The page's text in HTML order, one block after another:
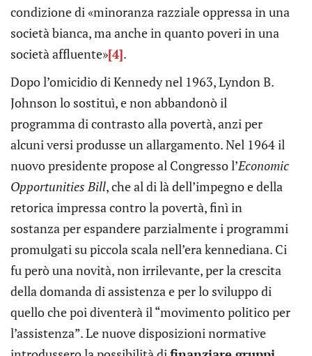
condizione di «minoranza razziale oppressa in una
società bianca, ma anche in quanto poveri in una
società affluente»[4].
Dopo l’omicidio di Kennedy nel 1963, Lyndon B.
Johnson lo sostituì, e non abbandonò il
programma di contrasto alla povertà, anzi per
alcuni versi produsse un allargamento. Nel 1964 il
nuovo presidente propose al Congresso l’Economic
Opportunities Bill, che al di là dell’impegno e della
retorica impressa contro la povertà, finì in
sostanza per espandere parzialmente i programmi
promulgati su piccola scala nell’era kennediana. Ci
fu però una novità, non irrilevante, per la crescita
della domanda di assistenza e per lo sviluppo di
quello che poi diventerà il “movimento politico per
l’assistenza”. Le nuove disposizioni normative